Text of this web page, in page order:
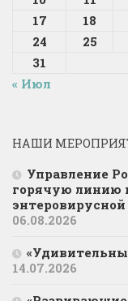
17
18
24
25
31
« Июл
НАШИ
Управление
горячую линию
06.08.2026
14.07.2026